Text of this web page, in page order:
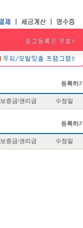
등록하기
보증금/권리금 수정일
등록하기
보증금/권리금 수정일